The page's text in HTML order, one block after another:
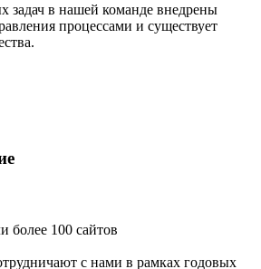
задач в нашей команде внедрены
процессами и существует
более 100 сайтов
с нами в рамках годовых